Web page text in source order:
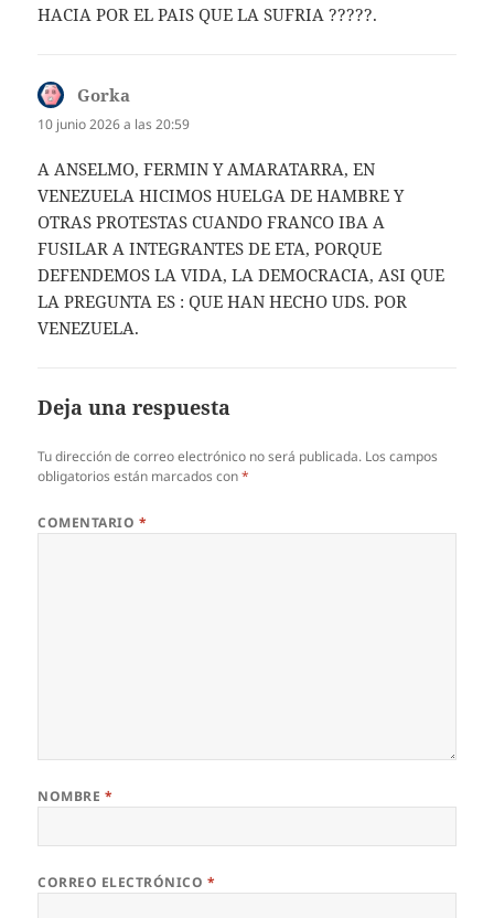
HACIA POR EL PAIS QUE LA SUFRIA ?????.
Gorka
10 junio 2026 a las 20:59
A ANSELMO, FERMIN Y AMARATARRA, EN
VENEZUELA HICIMOS HUELGA DE HAMBRE Y
OTRAS PROTESTAS CUANDO FRANCO IBA A
FUSILAR A INTEGRANTES DE ETA, PORQUE
DEFENDEMOS LA VIDA, LA DEMOCRACIA, ASI QUE
LA PREGUNTA ES : QUE HAN HECHO UDS. POR
VENEZUELA.
Deja una respuesta
Tu dirección de correo electrónico no será publicada. Los campos
obligatorios están marcados con*
COMENTARIO *
NOMBRE *
CORREO ELECTRÓNICO *